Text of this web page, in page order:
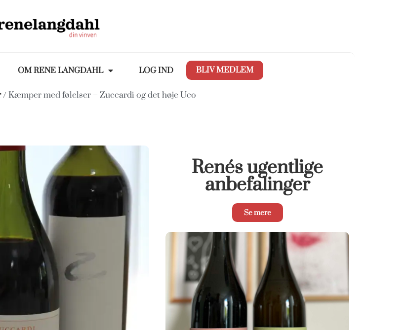
OM RENE LANGDAHL LOG IND BLIV MEDLEM
/ Kæmper med følelser – Zuccardi og det høje Uco
Renés ugentlige
anbefalinger
Se mere